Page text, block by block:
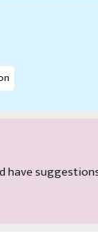
have